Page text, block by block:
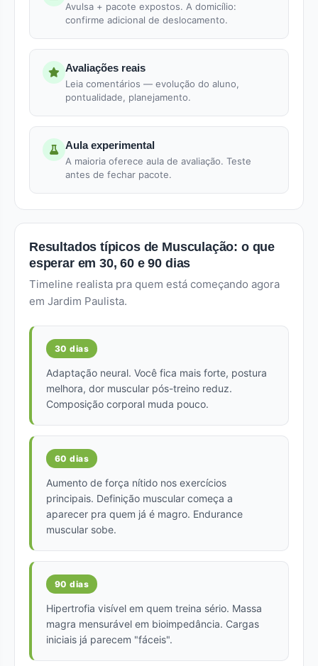
Avulsa + pacote expostos. A domicílio:
confirme adicional de deslocamento.
Avaliações reais
Leia comentários — evolução do aluno,
pontualidade, planejamento.
Aula experimental
A maioria oferece aula de avaliação. Teste
antes de fechar pacote.
Resultados típicos de Musculação: o que
esperar em 30, 60 e 90 dias
Timeline realista pra quem está começando agora
em Jardim Paulista.
30 dias
Adaptação neural. Você fica mais forte, postura
melhora, dor muscular pós-treino reduz.
Composição corporal muda pouco.
60 dias
Aumento de força nítido nos exercícios
principais. Definição muscular começa a
aparecer pra quem já é magro. Endurance
muscular sobe.
90 dias
Hipertrofia visível em quem treina sério. Massa
magra mensurável em bioimpedância. Cargas
iniciais já parecem "fáceis".